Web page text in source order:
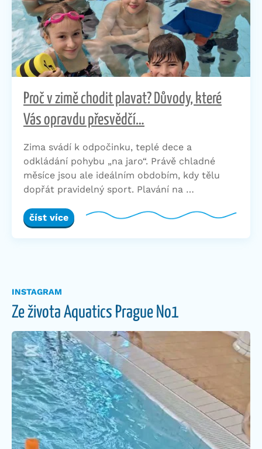
Proč v zimě chodit plavat? Důvody, které
Vás opravdu přesvědčí…
Zima svádí k odpočinku, teplé dece a
odkládání pohybu „na jaro“. Právě chladné
měsíce jsou ale ideálním obdobím, kdy tělu
dopřát pravidelný sport. Plavání na …
číst více
INSTAGRAM
Ze života Aquatics Prague No1